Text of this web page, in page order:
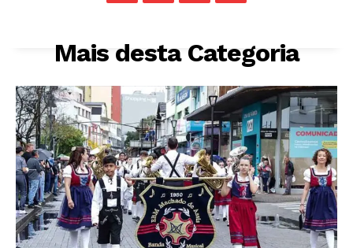
Mais desta Categoria